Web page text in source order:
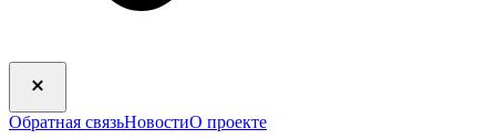
Обратная связьНовостиО проекте